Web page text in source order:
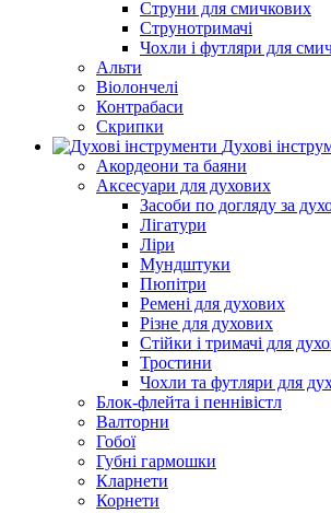
Струни для смичкових
Струнотримачі
Чохли і футляри для
Альти
Віолончелі
Контрабаси
Скрипки
Духові
Акордеони та баяни
Аксесуари для духових
Засоби по догляду за
Лігатури
Ліри
Мундштуки
Пюпітри
Ремені для духових
Різне для духових
Стійки і тримачі для
Тростини
Чохли та футляри для
Блок-флейта і пеннівістл
Валторни
Гобої
Губні гармошки
Кларнети
Корнети